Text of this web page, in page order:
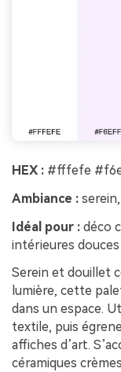
HEX : #fffefe
Ambiance :
Idéal pour : déco
intérieures douces
Serein et douillet
lumière, cette
dans un espace.
textile, puis
affiches d’art.
céramiques